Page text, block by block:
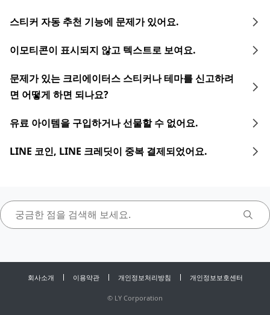
스티커 자동 추천 기능에 문제가 있어요.
이모티콘이 표시되지 않고 텍스트로 보여요.
문제가 있는 크리에이터스 스티커나 테마를 신고하려
면 어떻게 하면 되나요?
유료 아이템을 구입하거나 선물할 수 없어요.
LINE 코인, LINE 크레딧이 중복 결제되었어요.
회사소개 이용약관 개인정보처리방침 개인정보보호센터
© LY Corporation